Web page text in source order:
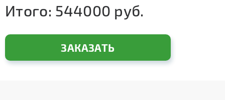
Итого: 544000 руб.
ЗАКАЗАТЬ